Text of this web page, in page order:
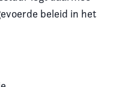
beleid in het